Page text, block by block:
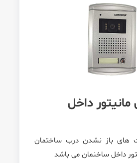
داخل
های باز نشدن درب ساختمان
داخل ساخنمان می باشد